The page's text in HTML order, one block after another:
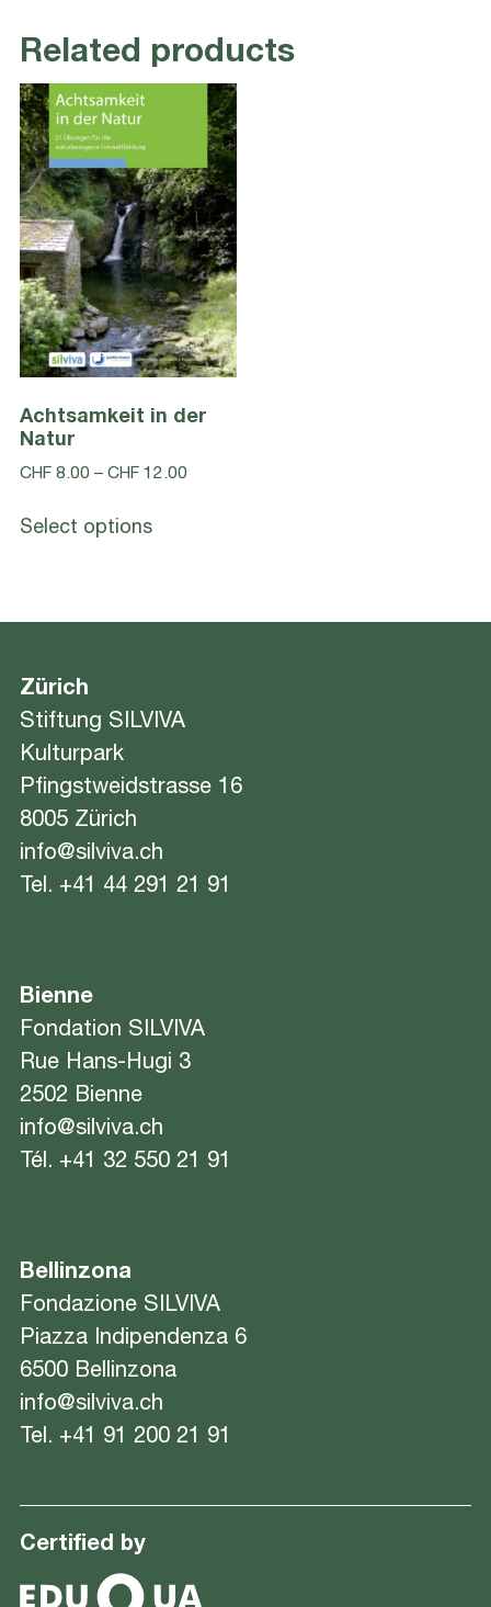
Related products
Achtsamkeit in der
Natur
CHF 8.00 – CHF 12.00
Select optionsproduct
variants.
be
on
page
Zürich
Stiftung SILVIVA
Kulturpark
Pfingstweidstrasse 16
8005 Zürich
info@silviva.ch
Tel. +41 44 291 21 91
Bienne
Fondation SILVIVA
Rue Hans-Hugi 3
2502 Bienne
info@silviva.ch
Tél. +41 32 550 21 91
Bellinzona
Fondazione SILVIVA
Piazza Indipendenza 6
6500 Bellinzona
info@silviva.ch
Tel. +41 91 200 21 91
Certified by